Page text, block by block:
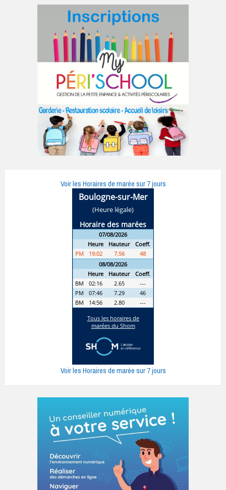
Voir les Horaires de marée sur 7 jours
Voir les Horaires de marée sur 7 jours